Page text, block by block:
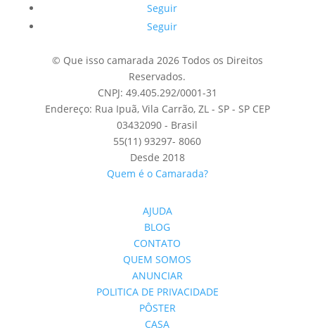
Seguir
Seguir
© Que isso camarada 2026 Todos os Direitos
Reservados.
CNPJ: 49.405.292/0001-31
Endereço: Rua Ipuã, Vila Carrão, ZL - SP - SP CEP
03432090 - Brasil
55(11) 93297- 8060
Desde 2018
Quem é o Camarada?
AJUDA
BLOG
CONTATO
QUEM SOMOS
ANUNCIAR
POLITICA DE PRIVACIDADE
PÔSTER
CASA